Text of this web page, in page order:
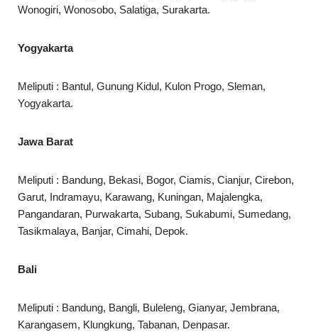
Wonogiri, Wonosobo, Salatiga, Surakarta.
Yogyakarta
Meliputi : Bantul, Gunung Kidul, Kulon Progo, Sleman,
Yogyakarta.
Jawa Barat
Meliputi : Bandung, Bekasi, Bogor, Ciamis, Cianjur, Cirebon,
Garut, Indramayu, Karawang, Kuningan, Majalengka,
Pangandaran, Purwakarta, Subang, Sukabumi, Sumedang,
Tasikmalaya, Banjar, Cimahi, Depok.
Bali
Meliputi : Bandung, Bangli, Buleleng, Gianyar, Jembrana,
Karangasem, Klungkung, Tabanan, Denpasar.